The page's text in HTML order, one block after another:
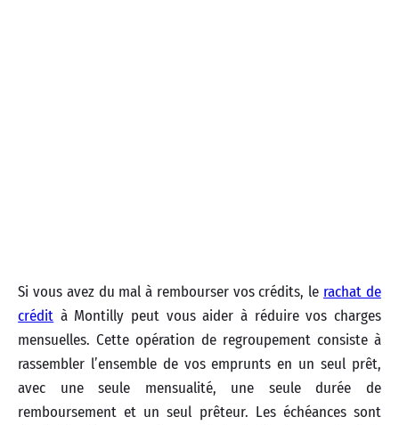
Si vous avez du mal à rembourser vos crédits, le rachat de
crédit à Montilly peut vous aider à réduire vos charges
mensuelles. Cette opération de regroupement consiste à
rassembler l’ensemble de vos emprunts en un seul prêt,
avec une seule mensualité, une seule durée de
remboursement et un seul prêteur. Les échéances sont